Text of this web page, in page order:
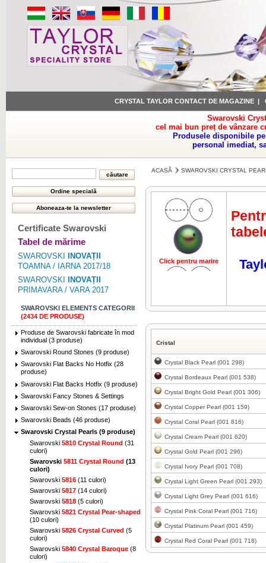
CRYSTAL TAYLOR CONTACT DE MAGAZINE |
Swarovski
cel mai bun preț de vânzare
Produsele disponibile
personal imediat,
Certificate Swarovski
Tabel de mărime
SWAROVSKI
INOVAȚII
TOAMNA / IARNA 2017/18
SWAROVSKI
INOVAȚII
PRIMAVARA / VARA 2017
SWAROVSKI ELEMENTS CATEGORII
(2434 DE PRODUSE)
Produse de Swarovski fabricate în mod
individual (3 produse)
Swarovski Round Stones (9 produse)
Swarovski Flat Backs No Hotfix (28
produse)
Swarovski Flat Backs Hotfix (9 produse)
Swarovski Fancy Stones & Settings
Swarovski Sew-on Stones (17 produse)
Swarovski Beads (46 produse)
Swarovski Crystal Pearls (9 produse)
Swarovski 5810 Crystal Round (31
culori)
Swarovski 5811 Crystal Round (13
culori)
Swarovski 5816 (11 culori)
Swarovski 5817 (14 culori)
Swarovski 5818 (5 culori)
Swarovski 5821 Crystal Pear-shaped
(10 culori)
Swarovski 5826 Crystal Curved (5
culori)
Swarovski 5840 Crystal Baroque (8
culori)
ACASĂ SWAROVSKI CRYSTAL
Click pentru marire
Click pentru marire
Click pentru marire
Click pentru marire
Click pentru marire
Cristal
Crystal Black Pearl (001 298)
Crystal Bordeaux Pearl (001 538)
Crystal Bright Gold Pearl (001 306)
Crystal Copper Pearl (001 159)
Crystal Coral Pearl (001 816)
Crystal Cream Pearl (001 620)
Crystal Gold Pearl (001 296)
Crystal Ivory Pearl (001 708)
Crystal Light Green Pearl (001 293)
Crystal Light Grey Pearl (001 616)
Crystal Pink Coral Pearl (001 716)
Crystal Platinum Pearl (001 459)
Crystal Red Coral Pearl (001 718)